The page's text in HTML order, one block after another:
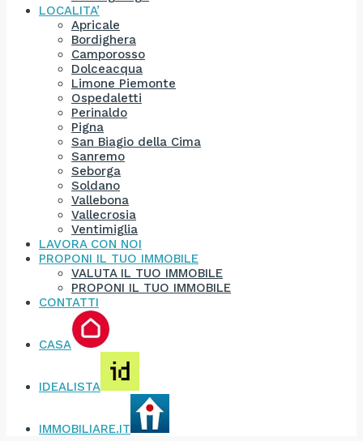
LOCALITA’
Apricale
Bordighera
Camporosso
Dolceacqua
Limone Piemonte
Ospedaletti
Perinaldo
Pigna
San Biagio della Cima
Sanremo
Seborga
Soldano
Vallebona
Vallecrosia
Ventimiglia
LAVORA CON NOI
PROPONI IL TUO IMMOBILE
VALUTA IL TUO IMMOBILE
PROPONI IL TUO IMMOBILE
CONTATTI
CASA
IDEALISTA
IMMOBILIARE.IT